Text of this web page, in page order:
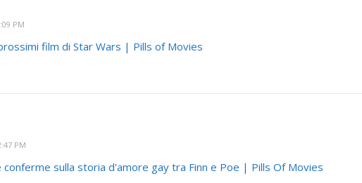
PM
film di Star Wars | Pills of Movies
PM
conferme sulla storia d'amore gay tra Finn e Poe | Pills Of Movies